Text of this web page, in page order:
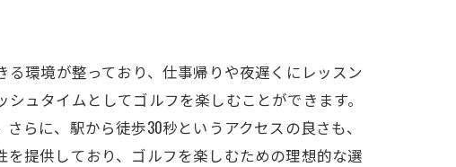
環境が整っており、仕事帰りや夜遅くにレッスン
ュタイムとしてゴルフを楽しむことができます。
らに、駅から徒歩30秒というアクセスの良さも、
提供しており、ゴルフを楽しむための理想的な選